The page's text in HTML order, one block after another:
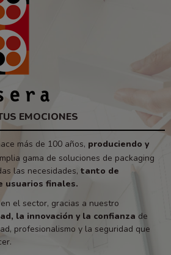
EMOCIONES
más de 100 años, produciendo y
gama de soluciones de packaging
las necesidades, tanto de
usuarios finales.
el sector, gracias a nuestro
la innovación y la confianza de
profesionalismo y la seguridad que